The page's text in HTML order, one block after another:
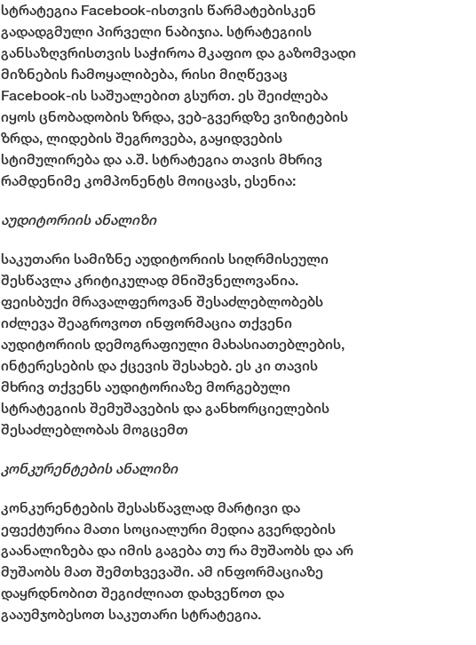
სტრატეგია Facebook-ისთვის წარმატებისკენ
გადადგმული პირველი ნაბიჯია. სტრატეგიის
განსაზღვრისთვის საჭიროა მკაფიო და გაზომვადი
მიზნების ჩამოყალიბება, რისი მიღწევაც
Facebook-ის საშუალებით გსურთ. ეს შეიძლება
იყოს ცნობადობის ზრდა, ვებ-გვერდზე ვიზიტების
ზრდა, ლიდების შეგროვება, გაყიდვების
სტიმულირება და ა.შ. სტრატეგია თავის მხრივ
რამდენიმე კომპონენტს მოიცავს, ესენია:
აუდიტორიის ანალიზი
საკუთარი სამიზნე აუდიტორიის სიღრმისეული
შესწავლა კრიტიკულად მნიშვნელოვანია.
ფეისბუქი მრავალფეროვან შესაძლებლობებს
იძლევა შეაგროვოთ ინფორმაცია თქვენი
აუდიტორიის დემოგრაფიული მახასიათებლების,
ინტერესების და ქცევის შესახებ. ეს კი თავის
მხრივ თქვენს აუდიტორიაზე მორგებული
სტრატეგიის შემუშავების და განხორციელების
შესაძლებლობას მოგცემთ
კონკურენტების ანალიზი
კონკურენტების შესასწავლად მარტივი და
ეფექტურია მათი სოციალური მედია გვერდების
გაანალიზება და იმის გაგება თუ რა მუშაობს და არ
მუშაობს მათ შემთხვევაში. ამ ინფორმაციაზე
დაყრდნობით შეგიძლიათ დახვეწოთ და
გააუმჯობესოთ საკუთარი სტრატეგია.